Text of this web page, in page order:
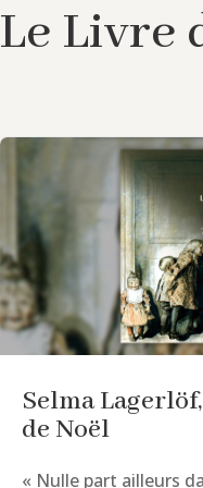
Le Livre
Selma
de Noël
« Nulle part ailleurs